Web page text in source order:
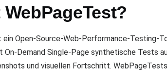
Open-Source-Web-Performance-Testing-
On-Demand Single-Page synthetische Tests
und visuellen Fortschritt.